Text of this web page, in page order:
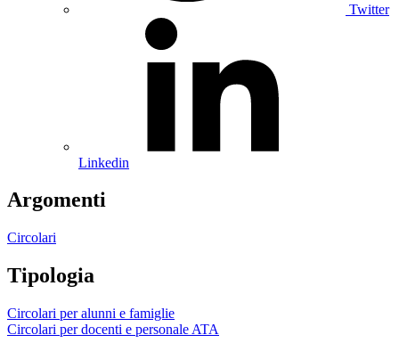
Twitter
Linkedin
Argomenti
Circolari
Tipologia
Circolari per alunni e famiglie
Circolari per docenti e personale ATA